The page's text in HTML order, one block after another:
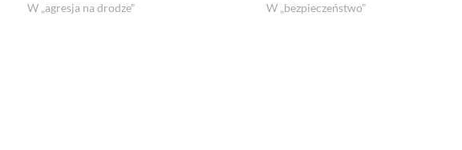
sobie z takimi niefrasobliwymi kierowcami?
W „agresja na drodze"
czerwonym świetle? Jak przekonywać
W „bezpieczeństwo"